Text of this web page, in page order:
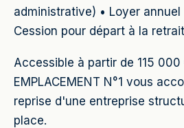
administrative) • Loyer
Cession pour départ à la
Accessible à partir de 115
EMPLACEMENT N°1 vous
reprise d'une entreprise
place.